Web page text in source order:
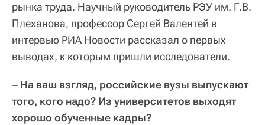
рынка труда. Научный руководитель РЭУ им. Г.В.
Плеханова, профессор Сергей Валентей в
интервью РИА Новости рассказал о первых
выводах, к которым пришли исследователи.
‒ На ваш взгляд, российские вузы выпускают
того, кого надо? Из университетов выходят
хорошо обученные кадры?